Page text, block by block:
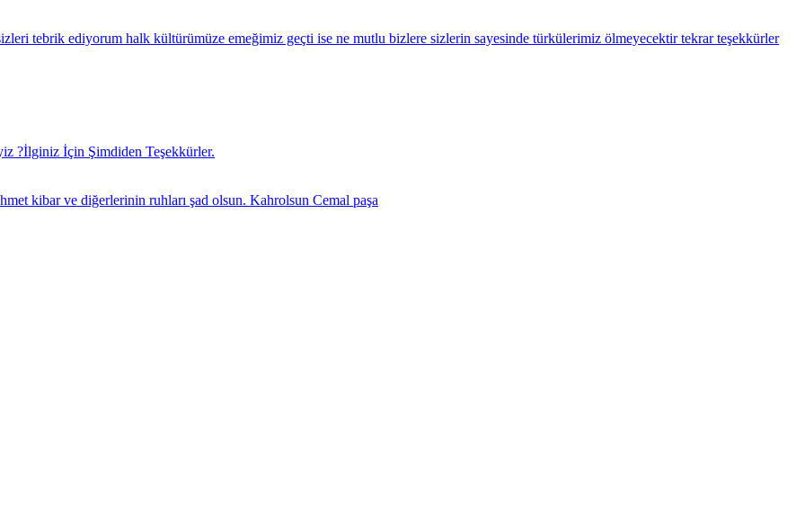
tebrik ediyorum halk kültürümüze emeğimiz geçti ise ne mutlu bizlere sizlerin sayesinde türkülerimiz ölmeyecektir tekrar teşekkürler
?İlginiz İçin Şimdiden Teşekkürler.
kibar ve diğerlerinin ruhları şad olsun. Kahrolsun Cemal paşa